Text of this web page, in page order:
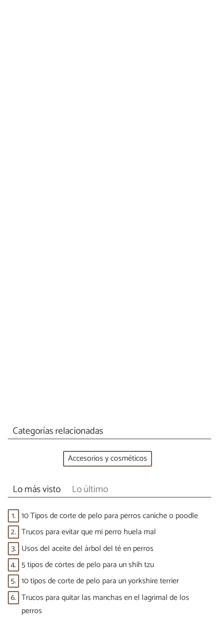
Categorías relacionadas
Accesorios y cosméticos
Lo más visto Lo último
1. 10 Tipos de corte de pelo para perros caniche o poodle
2. Trucos para evitar que mi perro huela mal
3. Usos del aceite del árbol del té en perros
4. 5 tipos de cortes de pelo para un shih tzu
5. 10 tipos de corte de pelo para un yorkshire terrier
6. Trucos para quitar las manchas en el lagrimal de los
perros